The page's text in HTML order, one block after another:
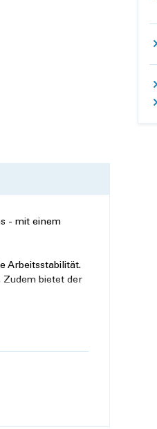
- mit einem
Arbeitsstabilität.
Zudem bietet der